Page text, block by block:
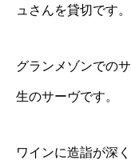
ュさんを貸切です。
グランメゾンでの
生のサーヴです。
ワインに造詣が深